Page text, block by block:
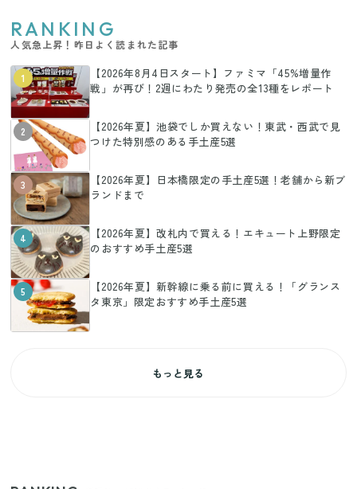
RANKING
人気急上昇！昨日よく読まれた記事
1
【2026年8月4日スタート】ファミマ「45%増量作
戦」が再び！2週にわたり発売の全13種をレポート
2
【2026年夏】池袋でしか買えない！東武・西武で見
つけた特別感のある手土産5選
3
【2026年夏】日本橋限定の手土産5選！老舗から新ブ
ランドまで
4
【2026年夏】改札内で買える！エキュート上野限定
のおすすめ手土産5選
5
【2026年夏】新幹線に乗る前に買える！「グランス
タ東京」限定おすすめ手土産5選
もっと見る